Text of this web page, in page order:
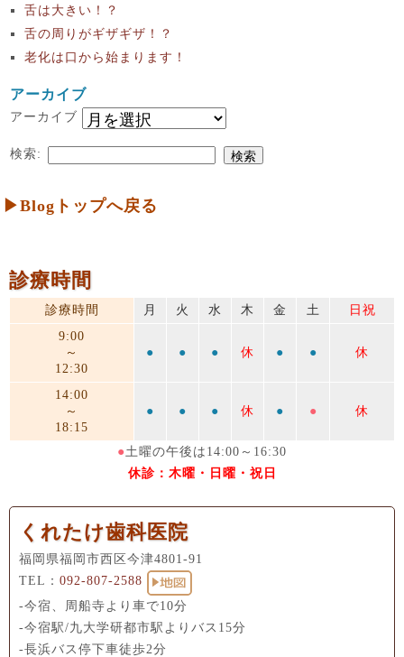
舌は大きい！？
舌の周りがギザギザ！？
老化は口から始まります！
アーカイブ
アーカイブ
検索:
▶Blogトップへ戻る
診療時間
診療時間 月 火 水 木 金 土
日祝
9:00
～
12:30
● ● ● 休 ● ● 休
14:00
～
18:15
● ● ● 休 ● ● 休
●土曜の午後は14:00～16:30
休診：木曜・日曜・祝日
くれたけ歯科医院
福岡県福岡市西区今津4801-91
TEL： 092-807-2588
-今宿、周船寺より車で10分
-今宿駅/九大学研都市駅よりバス15分
-長浜バス停下車徒歩2分